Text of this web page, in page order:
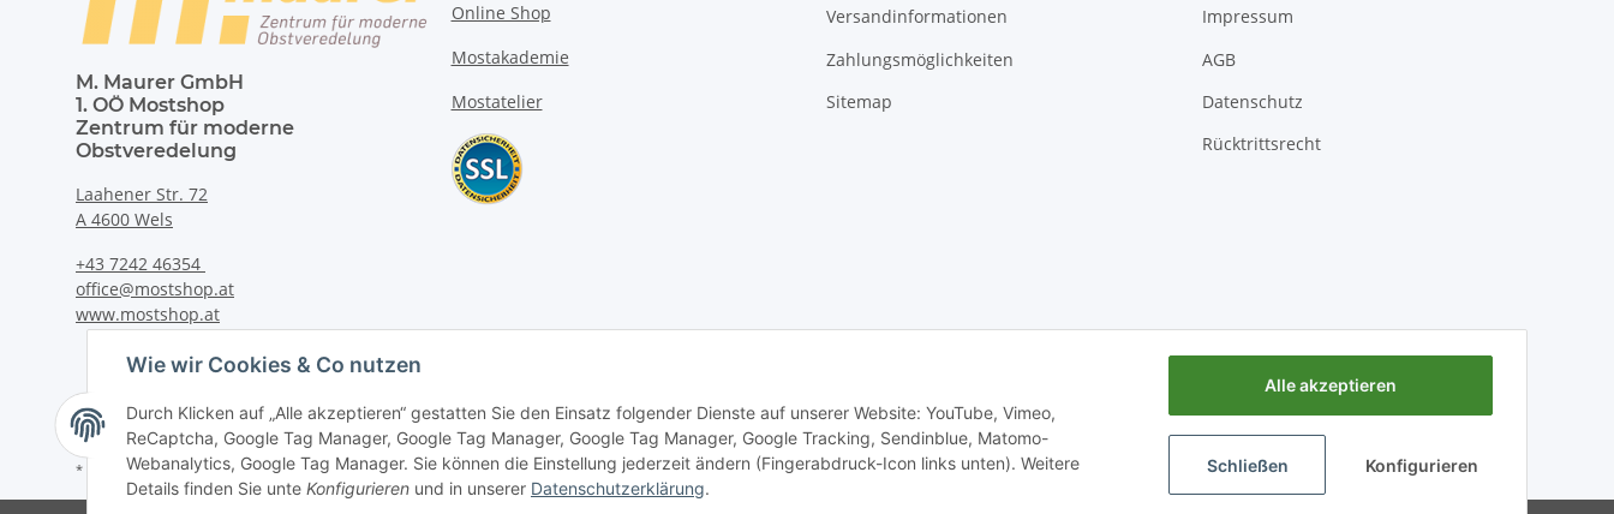
M. Maurer GmbH
1. OÖ Mostshop
Zentrum für moderne
Obstveredelung
Laahener Str. 72
A 4600 Wels
+43 7242 46354
office@mostshop.at
www.mostshop.at
Online Shop
Mostakademie
Mostatelier
Versandinformationen
Zahlungsmöglichkeiten
Sitemap
Impressum
AGB
Datenschutz
Rücktrittsrecht
* Alle Preise inkl. gesetzlicher USt., zzgl.Versand
Wie wir Cookies & Co nutzen
Durch Klicken auf „Alle akzeptieren“ gestatten Sie den Einsatz folgender Dienste auf unserer Website: YouTube, Vimeo,
ReCaptcha, Google Tag Manager, Google Tag Manager, Google Tag Manager, Google Tracking, Sendinblue, Matomo-
Webanalytics, Google Tag Manager. Sie können die Einstellung jederzeit ändern (Fingerabdruck-Icon links unten). Weitere
Details finden Sie unte Konfigurieren und in unserer Datenschutzerklärung.
Alle akzeptieren
Schließen Konfigurieren